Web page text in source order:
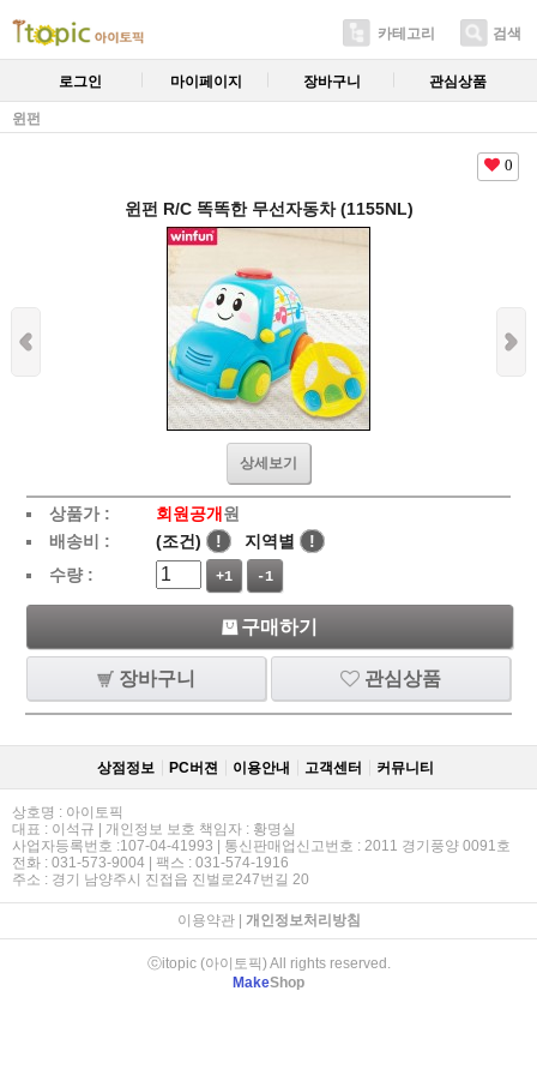
카테고리 검색
로그인 마이페이지 장바구니 관심상품
윈펀
0
윈펀 R/C 똑똑한 무선자동차 (1155NL)
상세보기
상품가 : 회원공개 원
배송비 :
(조건) ! 지역별
!
수량 :
+1 -1
구매하기
장바구니 관심상품
상점정보 PC버젼 이용안내 고객센터 커뮤니티
상호명 : 아이토픽
대표 : 이석규 | 개인정보 보호 책임자 : 황명실
사업자등록번호 :107-04-41993 | 통신판매업신고번호 : 2011 경기풍양 0091호
전화 : 031-573-9004 | 팩스 : 031-574-1916
주소 : 경기 남양주시 진접읍 진벌로247번길 20
이용약관| 개인정보처리방침
ⓒitopic (아이토픽) All rights reserved.
MakeShop